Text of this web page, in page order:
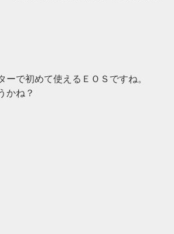
で初めて使えるＥＯＳですね。
かね？